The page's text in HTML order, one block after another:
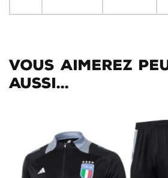
Vous aimerez
aussi...